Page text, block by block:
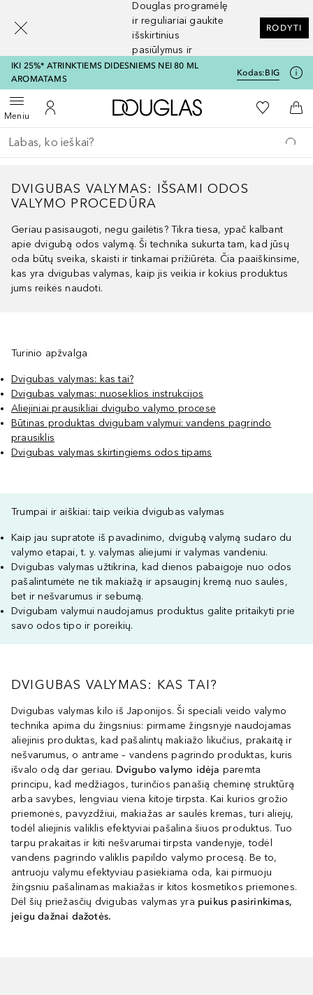
Douglas programėlę
ir reguliariai gaukite
išskirtinius
pasiūlymus ir
nuolaidas
RODYTI
IKI 25%* ATRINKTIEMS DIDESNIEMS NEI 80 ML
AROMATAMS
Kodas:BIG
MeniuAtidaryti meniuĮ mano paskyrą
Į Douglas pagrindinį
Į mano
Į
Grįžk atgal
Vykdykite paiešką
DVIGUBAS VALYMAS: IŠSAMI ODOS
VALYMO PROCEDŪRA
Geriau pasisaugoti, negu gailėtis? Tikra tiesa, ypač kalbant
apie dvigubą odos valymą. Ši technika sukurta tam, kad jūsų
oda būtų sveika, skaisti ir tinkamai prižiūrėta. Čia paaiškinsime,
kas yra dvigubas valymas, kaip jis veikia ir kokius produktus
jums reikės naudoti.
Turinio apžvalga
Dvigubas valymas: kas tai?
Dvigubas valymas: nuoseklios instrukcijos
Aliejiniai prausikliai dvigubo valymo procese
Būtinas produktas dvigubam valymui: vandens pagrindo
prausiklis
Dvigubas valymas skirtingiems odos tipams
Trumpai ir aiškiai: taip veikia dvigubas valymas
Kaip jau supratote iš pavadinimo, dvigubą valymą sudaro du
valymo etapai, t. y. valymas aliejumi ir valymas vandeniu.
Dvigubas valymas užtikrina, kad dienos pabaigoje nuo odos
pašalintumėte ne tik makiažą ir apsauginį kremą nuo saulės,
bet ir nešvarumus ir sebumą.
Dvigubam valymui naudojamus produktus galite pritaikyti prie
savo odos tipo ir poreikių.
DVIGUBAS VALYMAS: KAS TAI?
Dvigubas valymas kilo iš Japonijos. Ši speciali veido valymo
technika apima du žingsnius: pirmame žingsnyje naudojamas
aliejinis produktas, kad pašalintų makiažo likučius, prakaitą ir
nešvarumus, o antrame – vandens pagrindo produktas, kuris
išvalo odą dar geriau. Dvigubo valymo idėja paremta
principu, kad medžiagos, turinčios panašią cheminę struktūrą
arba savybes, lengviau viena kitoje tirpsta. Kai kurios grožio
priemonės, pavyzdžiui, makiažas ar saulės kremas, turi aliejų,
todėl aliejinis valiklis efektyviai pašalina šiuos produktus. Tuo
tarpu prakaitas ir kiti nešvarumai tirpsta vandenyje, todėl
vandens pagrindo valiklis papildo valymo procesą. Be to,
antruoju valymu efektyviau pasiekiama oda, kai pirmuoju
žingsniu pašalinamas makiažas ir kitos kosmetikos priemones.
Dėl šių priežasčių dvigubas valymas yra puikus pasirinkimas,
jeigu dažnai dažotės.
[navigation.slideout.screenreader]